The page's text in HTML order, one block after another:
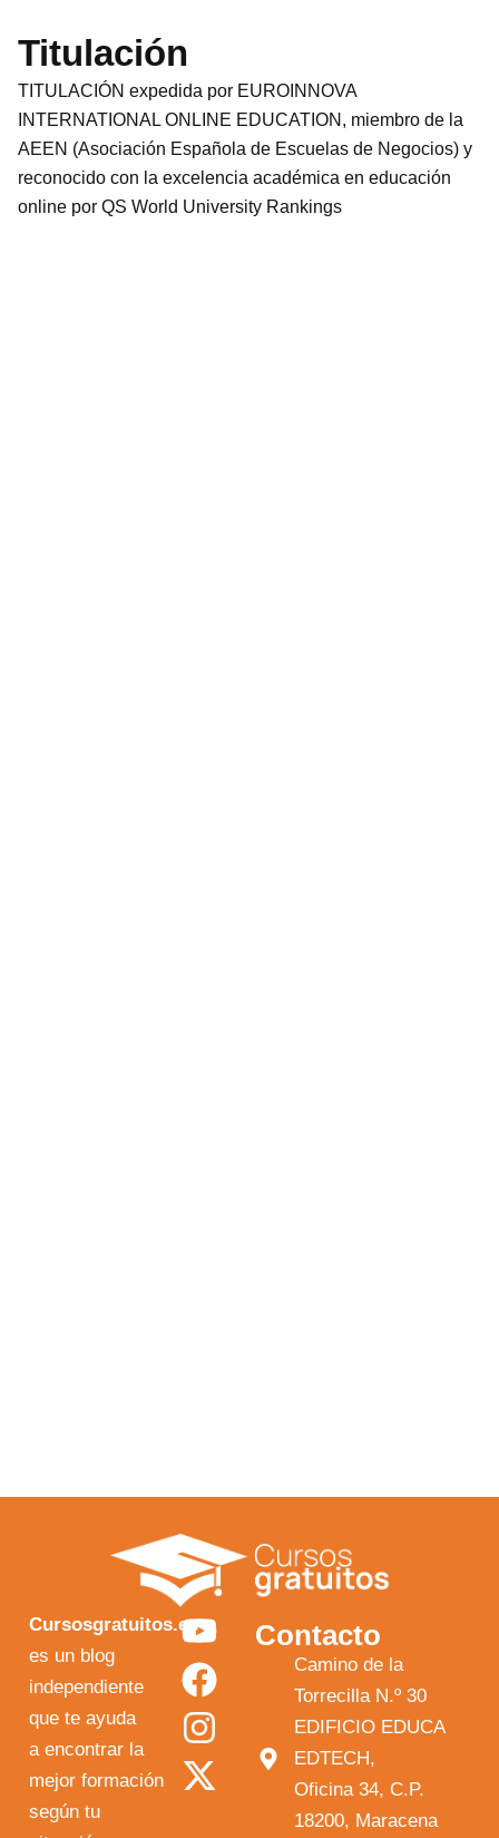
Titulación
TITULACIÓN expedida por EUROINNOVA
INTERNATIONAL ONLINE EDUCATION, miembro de la
AEEN (Asociación Española de Escuelas de Negocios) y
reconocido con la excelencia académica en educación
online por QS World University Rankings
Cursosgratuitos.es
es un blog
independiente
que te ayuda
a encontrar la
mejor formación
según tu
Y
o
u
t
u
F
a
c
e
b
I
n
s
t
a
X
-
t
w
i
Contacto
Camino de la
Torrecilla N.º 30
EDIFICIO EDUCA
EDTECH,
Oficina 34, C.P.
18200, Maracena